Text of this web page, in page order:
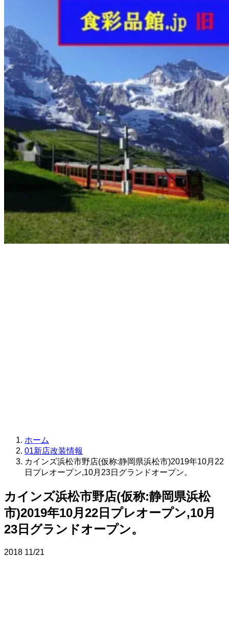
ホーム
01新店改装情報
カインズ浜松市野店(仮称:静岡県浜松市)2019年10月22
日プレオープン,10月23日グランドオープン。
カインズ浜松市野店(仮称:静岡県浜松
市)2019年10月22日プレオープン,10月
23日グランドオープン。
2018 11/21